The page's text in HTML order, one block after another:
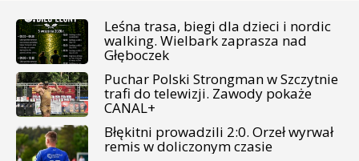
Leśna trasa, biegi dla dzieci i nordic
walking. Wielbark zaprasza nad
Głęboczek
Puchar Polski Strongman w Szczytnie
trafi do telewizji. Zawody pokaże
CANAL+
Błękitni prowadzili 2:0. Orzeł wyrwał
remis w doliczonym czasie